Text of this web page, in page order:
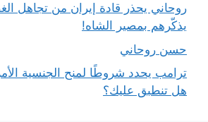
روحاني يحذر قادة إيران من تجاهل
يذكّرهم بمصير الشاه!
حسن روحاني
ترامب يحدد شروطًا لمنح الجنسية
هل تنطبق عليك؟